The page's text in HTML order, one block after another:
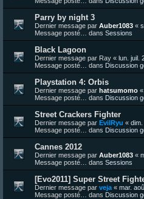
Parry by night 3
Dernier message par Auber1083 «
Message posté… dans Sessions
Black Lagoon
Dernier message par Ray « lun. juil.
Message posté… dans Discussion
Playstation 4: Orbis
Dernier message par hatsumomo «
Message posté… dans Discussion
Street Crackers Fighter
Dernier message par EvilRyu «
Message posté… dans Discussion
Cannes 2012
Dernier message par Auber1083 «
Message posté… dans Sessions
[Evo2011] Super Street
Dernier message par veja « mar.
Message posté… dans Discussion